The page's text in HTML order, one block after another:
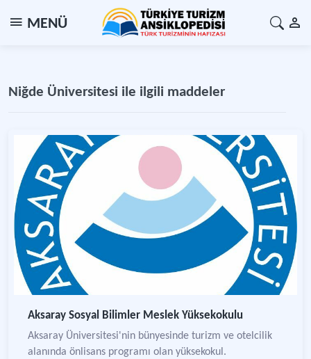
MENÜ
Niğde Üniversitesi ile ilgili maddeler
Aksaray Sosyal Bilimler Meslek Yüksekokulu
Aksaray Üniversitesi'nin bünyesinde turizm ve otelcilik
alanında önlisans programı olan yüksekokul.